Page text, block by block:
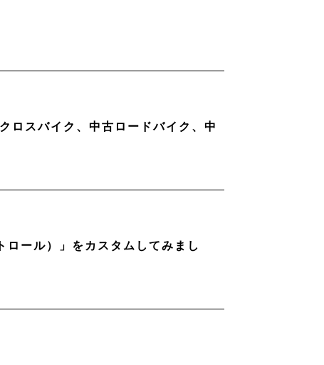
ロスバイク、中古ロードバイク、中
ール）」をカスタムしてみまし